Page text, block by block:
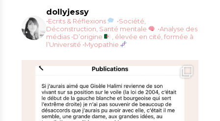
dollyjessy
•Ecrits & Réflexions
•Société,
Déconstruction, Santé mentale
•Analyse des
médias •D’origine
, élevée en cité, formée à
l’Université •Myopathie